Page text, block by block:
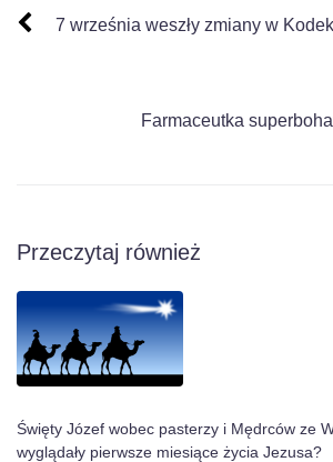
7 września weszły zmiany w
Farmaceutka
Przeczytaj również
Święty Józef wobec pasterzy i Mędrców ze
wyglądały pierwsze miesiące życia Jezusa?